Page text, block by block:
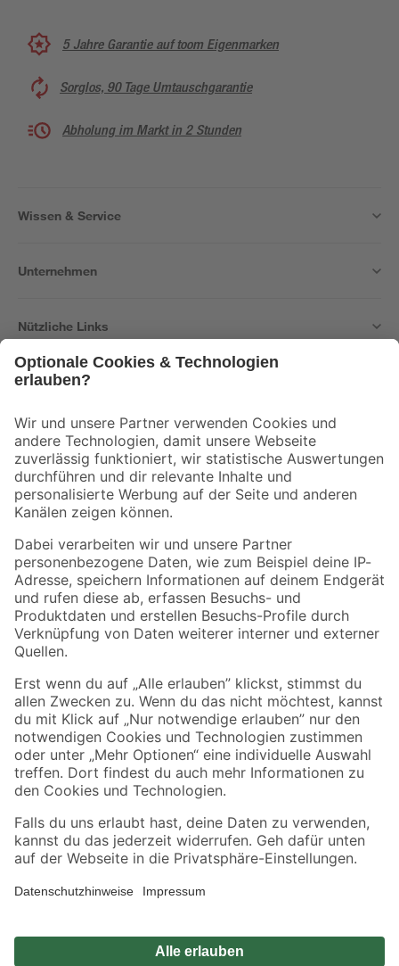
5 Jahre Garantie auf toom Eigenmarken
Sorglos, 90 Tage Umtauschgarantie
Abholung im Markt in 2 Stunden
Wissen & Service
Unternehmen
Nützliche Links
Der toom Newsletter: Keine Angebote und Aktionen mehr verpassen!
Zur Newsletter Anmeldung
Folge uns
Zahlungsarten Versandarten
Sicher einkaufen
Jetzt die toom-App herunterladen
Alle Preisangaben in EUR inkl. gesetzl. MwSt.. Die dargestellten Angebote sind unter
Umständen nicht in allen Märkten verfügbar. Die angegebenen Verfügbarkeiten beziehen
Produkte nur solange der Vorrat reicht.
*Paketversand ab 59 € versandkostenfrei, gilt nicht für Artikel mit Speditionsversand, hier
Privatsphäre Impressum